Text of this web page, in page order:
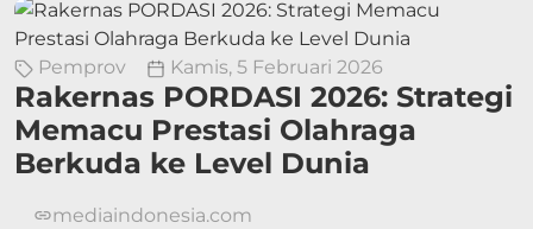
Pemprov Kamis, 5 Februari 2026
Rakernas PORDASI 2026: Strategi
Memacu Prestasi Olahraga
Berkuda ke Level Dunia
mediaindonesia.com